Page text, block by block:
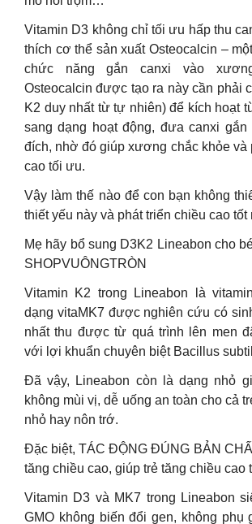
Vitamin D3 không chỉ tối ưu hấp thu
thích cơ thể sản xuất Osteocalcin –
chức năng gắn canxi vào
Osteocalcin được tạo ra này cần phải
K2 duy nhất từ tự nhiên) để kích hoạt
sang dạng hoạt động, đưa canxi gắn
đích, nhờ đó giúp xương chắc khỏe và
cao tối ưu.
Vậy làm thế nào để con bạn không
thiết yếu này và phát triển chiều cao tốt
Mẹ hãy bổ sung D3K2 Lineabon cho
SHOPVUÔNGTRÒN
Vitamin K2 trong Lineabon là
dạng vitaMK7 được nghiên cứu có
nhất thu được từ quá trình lên men
với lợi khuẩn chuyên biệt Bacillus
Đã vậy, Lineabon còn là dạng nhỏ
không mùi vị, dễ uống an toàn cho cả
nhỏ hay nôn trớ.
Đặc biệt, TÁC ĐỘNG ĐÚNG BẢN
tăng chiều cao, giúp trẻ tăng chiều cao
Vitamin D3 và MK7 trong Lineabon
GMO không biến đổi gen, không phụ